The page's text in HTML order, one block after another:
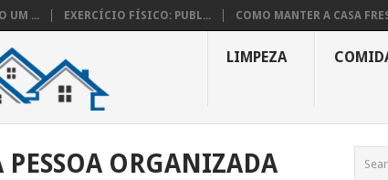
UM ... EXERCÍCIO FÍSICO: PUBL... COMO MANTER A CASA
LIMPEZA
PESSOA ORGANIZADA